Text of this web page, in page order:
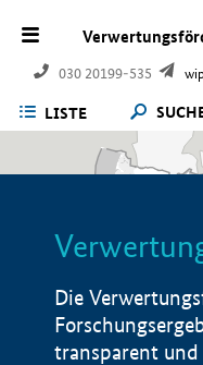
030 20199-535
LISTE
Die
transparent